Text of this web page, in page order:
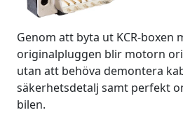
Genom att byta ut KCR-boxen
originalpluggen blir motorn
utan att behöva demontera
säkerhetsdetalj samt perfekt
bilen.